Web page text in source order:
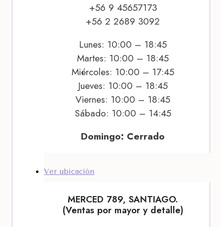
+56 9 45657173
+56 2 2689 3092
Lunes: 10:00 – 18:45
Martes: 10:00 – 18:45
Miércoles: 10:00 – 17:45
Jueves: 10:00 – 18:45
Viernes: 10:00 – 18:45
Sábado: 10:00 – 14:45
Domingo: Cerrado
Ver ubicación
MERCED 789, SANTIAGO.
(Ventas por mayor y detalle)